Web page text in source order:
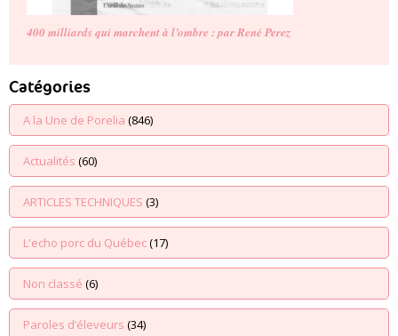
400 milliards qui marchent à l’ombre : par René Perez
Catégories
A la Une de Porelia (846)
Actualités (60)
ARTICLES TECHNIQUES (3)
L'echo porc du Québec(17)
Non classé (6)
Paroles d’éleveurs (34)